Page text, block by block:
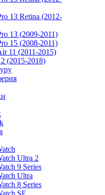
13 Retina (2012-
13 (2009-2011)
15 (2008-2011)
11 (2011-2015)
(2015-2018)
Ultra 2
9 Series
Ultra
8 Series
SE